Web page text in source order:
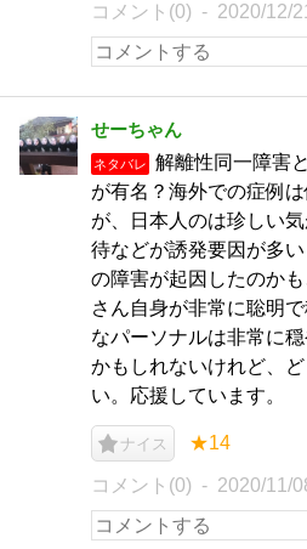
コメント(0) 2020/12/21
せーちゃん
ネタバレ
解離性同一障害
が有名？海外での症例
が、日本人のは珍しい
待などが誘発要因が多
の障害が起因したのか
さん自身が非常に聡明
なパーソナルは非常に
かもしれないけれど、
い。応援しています。
ナイス ★14
コメント(0) 2020/11/